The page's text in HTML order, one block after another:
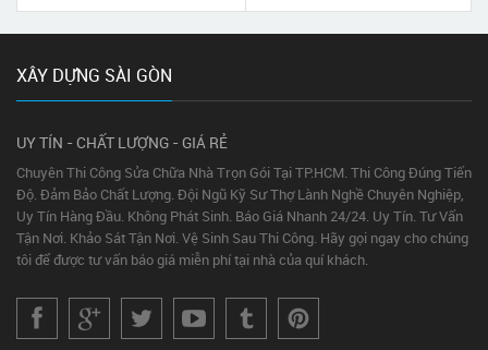
XÂY DỰNG SÀI GÒN
UY TÍN - CHẤT LƯỢNG - GIÁ RẺ
Chuyên Thi Công Sửa Chữa Nhà Trọn Gói Tại TP.HCM. Thi Công Đúng Tiến
Độ. Đảm Bảo Chất Lượng. Đội Ngũ Kỹ Sư Thợ Lành Nghề Chuyên Nghiệp,
Uy Tín Hàng Đầu. Không Phát Sinh. Báo Giá Nhanh 24/24. Uy Tín. Tư Vấn
Tận Nơi. Khảo Sát Tận Nơi. Vệ Sinh Sau Thi Công. Hãy gọi ngay cho chúng
tôi để được tư vấn báo giá miễn phí tại nhà của quí khách.